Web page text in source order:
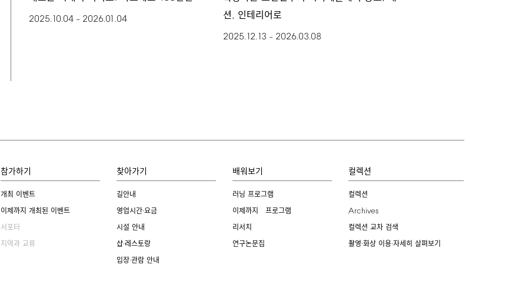
2025.10.04 – 2026.01.04
션, 인테리어로
2025.12.13 – 2026.03.08
참가하기
개최 이벤트
이제까지 개최된 이벤트
서포터
지역과 교류
찾아가기
길안내
영업시간·요금
시설 안내
샵·레스토랑
입장·관람 안내
배워보기
러닝 프로그램
이제까지 프로그램
리서치
연구논문집
컬렉션
컬렉션
Archives
컬렉션 교차 검색
촬영·화상 이용·자세히 살펴보기